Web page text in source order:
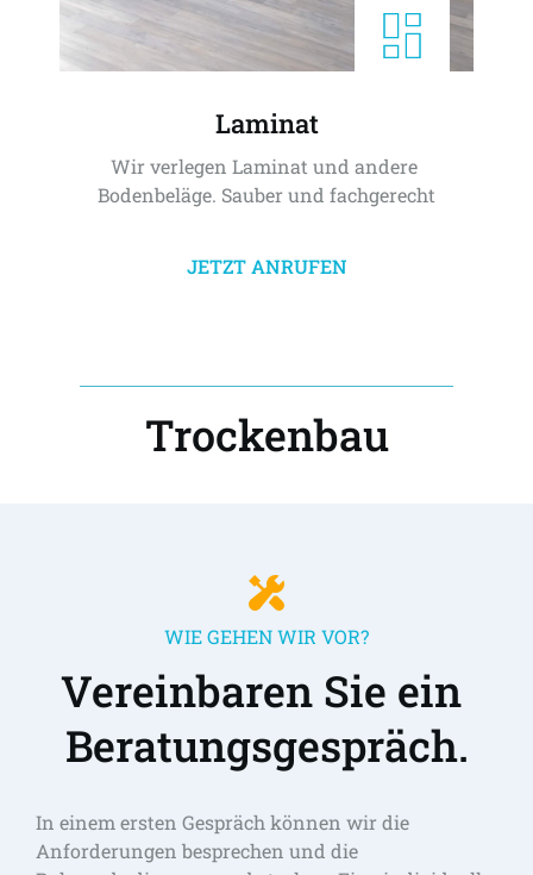
Laminat
Wir verlegen Laminat und andere
Bodenbeläge. Sauber und fachgerecht
JETZT ANRUFEN
Trockenbau
WIE GEHEN WIR VOR?
Vereinbaren Sie ein
Beratungsgespräch.
In einem ersten Gespräch können wir die
Anforderungen besprechen und die